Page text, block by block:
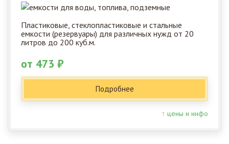
Пластиковые, стеклопластиковые и стальные
емкости (резервуары) для различных нужд от 20
литров до 200 куб.м.
от 473 ₽
Подробнее
↑ цены и инфо